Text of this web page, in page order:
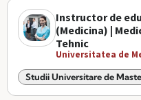
Instructor de
(Medicina) |
Tehnic
Universitatea de
Studii Universitare de